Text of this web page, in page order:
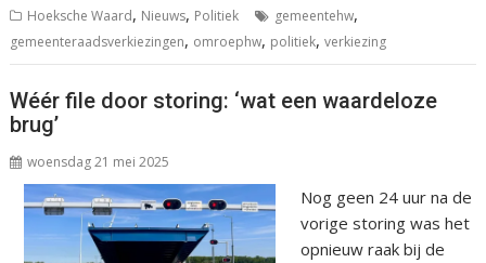
Hoeksche Waard, Nieuws, Politiek gemeentehw,
gemeenteraadsverkiezingen, omroephw, politiek,verkiezing
Wéér file door storing: ‘wat een waardeloze
brug’
woensdag 21 mei 2025
Nog geen 24 uur na de
vorige storing was het
opnieuw raak bij de